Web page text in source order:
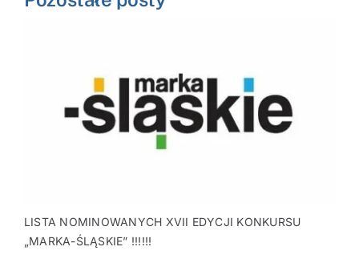
LISTA NOMINOWANYCH XVII EDYCJI KONKURSU
„MARKA-ŚLĄSKIE” !!!!!!